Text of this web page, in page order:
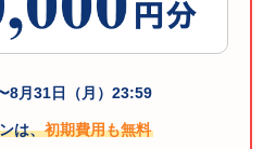
8月31日（月）23:59
は、初期費用も無料